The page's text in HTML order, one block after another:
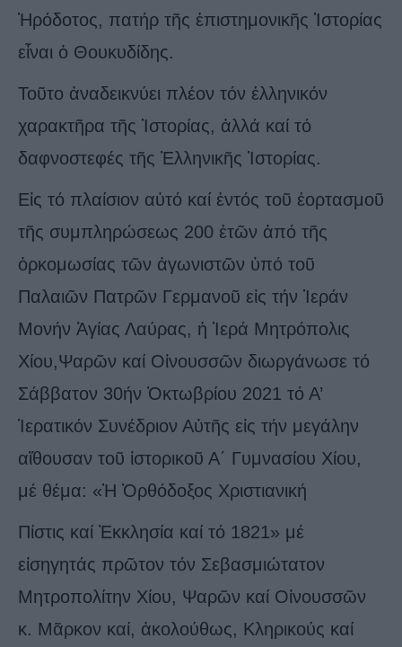
Ἡρόδοτος, πατήρ τῆς ἐπιστημονικῆς Ἱστορίας
εἶναι ὁ Θουκυδίδης.
Τοῦτο ἀναδεικνύει πλέον τόν ἑλληνικόν
χαρακτῆρα τῆς Ἱστορίας, ἀλλά καί τό
δαφνοστεφές τῆς Ἑλληνικῆς Ἱστορίας.
Εἰς τό πλαίσιον αὐτό καί ἐντός τοῦ ἑορτασμοῦ
τῆς συμπληρώσεως 200 ἐτῶν ἀπό τῆς
ὁρκομωσίας τῶν ἀγωνιστῶν ὑπό τοῦ
Παλαιῶν Πατρῶν Γερμανοῦ εἰς τήν Ἱεράν
Μονήν Ἁγίας Λαύρας, ἡ Ἱερά Μητρόπολις
Χίου,Ψαρῶν καί Οἰνουσσῶν διωργάνωσε τό
Σάββατον 30ήν Ὀκτωβρίου 2021 τό Α’
Ἱερατικόν Συνέδριον Αὐτῆς εἰς τήν μεγάλην
αἴθουσαν τοῦ ἱστορικοῦ Α΄ Γυμνασίου Χίου,
μέ θέμα: «Ἡ Ὀρθόδοξος Χριστιανική
Πίστις καί Ἐκκλησία καί τό 1821» μέ
εἰσηγητάς πρῶτον τόν Σεβασμιώτατον
Μητροπολίτην Χίου, Ψαρῶν καί Οἰνουσσῶν
κ. Μᾶρκον καί, ἀκολούθως, Κληρικούς καί